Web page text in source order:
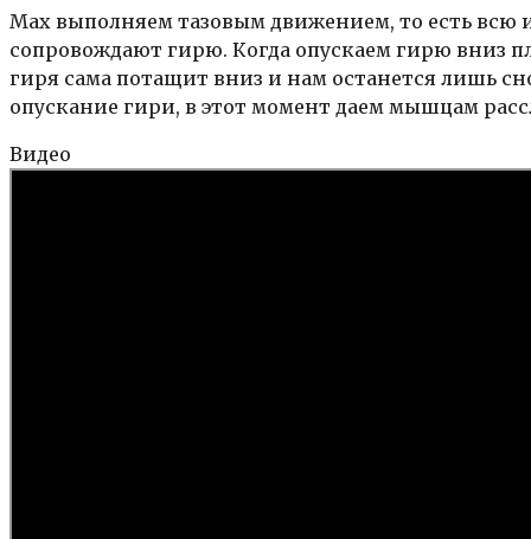
Мах выполняем тазовым движением, то есть
сопровождают гирю. Когда опускаем гирю вниз
гиря сама потащит вниз и нам останется лишь
опускание гири, в этот момент даем мышцам
Видео